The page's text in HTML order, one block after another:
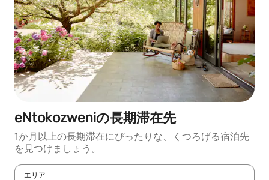
eNtokozweniの長期滞在先
1か月以上の長期滞在にぴったりな、くつろげる宿泊先
を見つけましょう。
エリア